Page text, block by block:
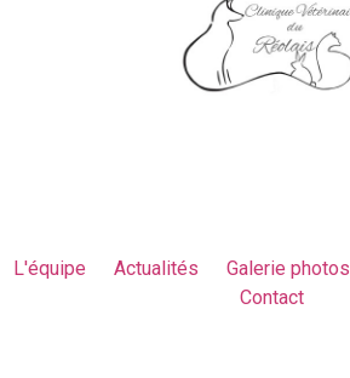
L'équipe Actualités Galerie photos
Contact